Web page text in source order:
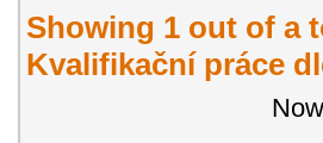
Showing 1 out of a
Kvalifikační práce